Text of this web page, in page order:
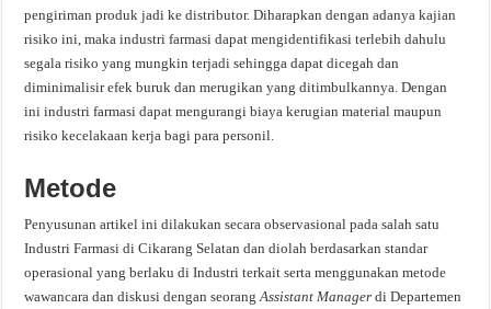
pengiriman produk jadi ke distributor. Diharapkan dengan adanya kajian
risiko ini, maka industri farmasi dapat mengidentifikasi terlebih dahulu
segala risiko yang mungkin terjadi sehingga dapat dicegah dan
diminimalisir efek buruk dan merugikan yang ditimbulkannya. Dengan
ini industri farmasi dapat mengurangi biaya kerugian material maupun
risiko kecelakaan kerja bagi para personil.
Metode
Penyusunan artikel ini dilakukan secara observasional pada salah satu
Industri Farmasi di Cikarang Selatan dan diolah berdasarkan standar
operasional yang berlaku di Industri terkait serta menggunakan metode
wawancara dan diskusi dengan seorangAssistant Manager di Departemen